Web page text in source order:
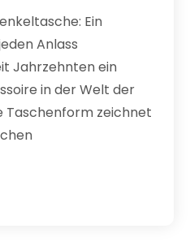
Ein
Anlass
Jahrzehnten ein
in der Welt der
Taschenform zeichnet